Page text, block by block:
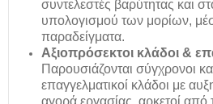
συντελεστές βαρύτητας και
υπολογισμού των μορίων,
παραδείγματα.
Αξιοπρόσεκτοι κλάδοι &
Παρουσιάζονται σύγχρονοι
επαγγελματικοί κλάδοι με
αγορά εργασίας, αρκετοί από